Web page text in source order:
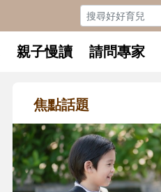
親子慢讀 請問專家
焦點話題